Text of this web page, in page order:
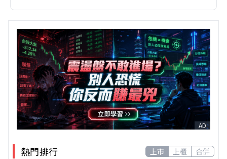
AD
熱門排行 上市 上櫃 合併